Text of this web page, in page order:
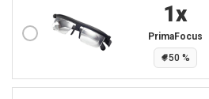
1X
PrimaFocus
50 %